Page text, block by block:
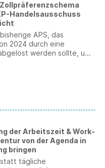
Handelsausschuss
APS, das
2024 durch eine
werden sollte, um
der Arbeitszeit & Work-
von der Agenda in
bringen
tägliche